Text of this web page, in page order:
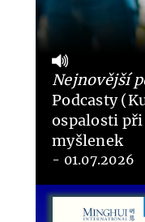
Nejnovější
Podcasty
ospalosti
myšlenek
- 01.07.2026